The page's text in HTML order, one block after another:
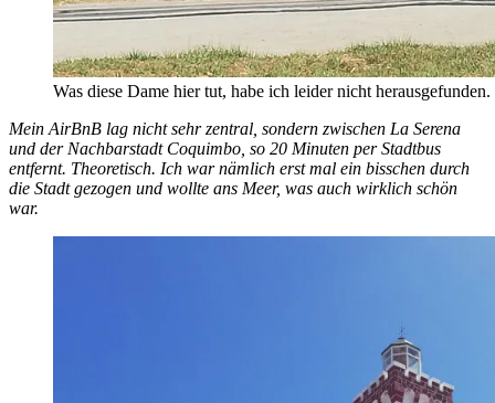
Was diese Dame hier tut, habe ich leider nicht herausgefunden.
Mein AirBnB lag nicht sehr zentral, sondern zwischen La Serena
und der Nachbarstadt Coquimbo, so 20 Minuten per Stadtbus
entfernt. Theoretisch. Ich war nämlich erst mal ein bisschen durch
die Stadt gezogen und wollte ans Meer, was auch wirklich schön
war.